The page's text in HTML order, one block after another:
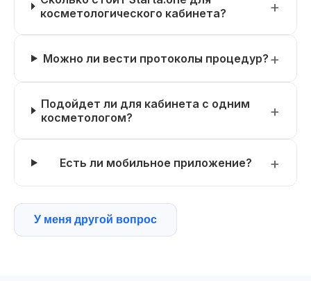
косметологического кабинета?
Можно ли вести протоколы процедур?
Подойдет ли для кабинета с одним
косметологом?
Есть ли мобильное приложение?
У меня другой вопрос